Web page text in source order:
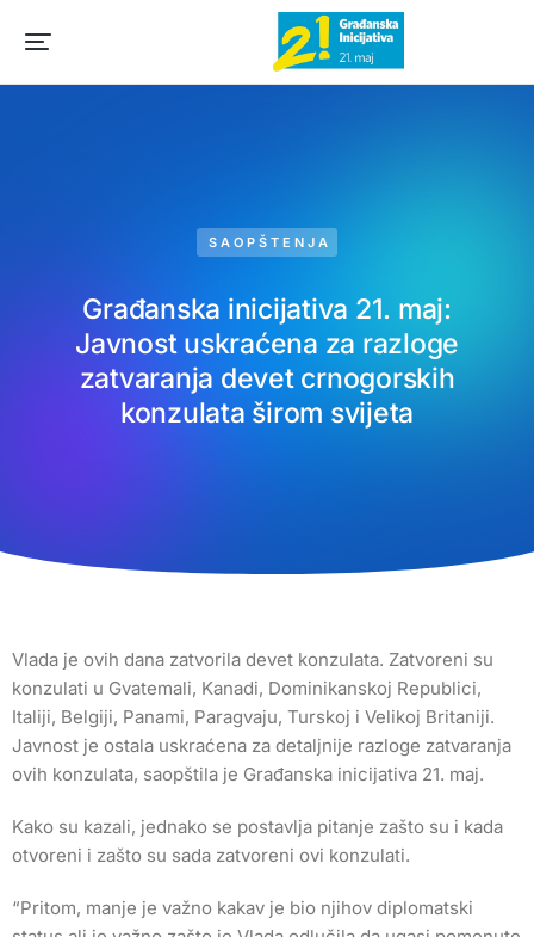
SAOPŠTENJA
Građanska inicijativa 21. maj:
Javnost uskraćena za razloge
zatvaranja devet crnogorskih
konzulata širom svijeta
Vlada je ovih dana zatvorila devet konzulata. Zatvoreni su
konzulati u Gvatemali, Kanadi, Dominikanskoj Republici,
Italiji, Belgiji, Panami, Paragvaju, Turskoj i Velikoj Britaniji.
Javnost je ostala uskraćena za detaljnije razloge zatvaranja
ovih konzulata, saopštila je Građanska inicijativa 21. maj.
Kako su kazali, jednako se postavlja pitanje zašto su i kada
otvoreni i zašto su sada zatvoreni ovi konzulati.
“Pritom, manje je važno kakav je bio njihov diplomatski